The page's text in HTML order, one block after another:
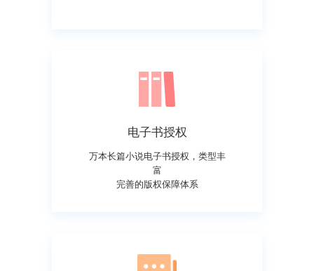
电子书授权
万本长篇小说电子书授权，类型丰
富
完善的版权保障体系